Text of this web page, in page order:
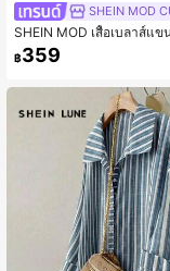
SHEIN MOD
SHEIN MOD เสื้อเบลาส์แ
างหรูหราสำหรับผู้หญิงไซส์
เอวเข้ารูป แขนพอง เหมาะ
ส่ทำงานและใส่ลำลอง
฿359